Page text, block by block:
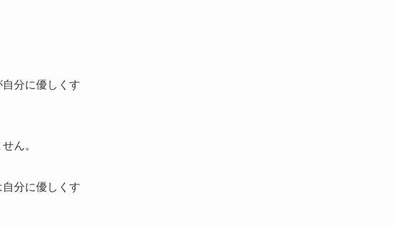
分に優しくす
ん。
分に優しくす